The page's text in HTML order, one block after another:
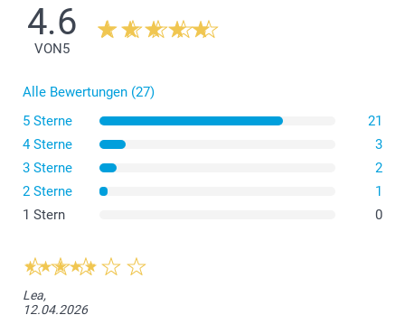
4.6
VON5
Alle Bewertungen (27)
5 Sterne
21
4 Sterne
3
3 Sterne
2
2 Sterne
1
1 Stern
0
Lea,
12.04.2026